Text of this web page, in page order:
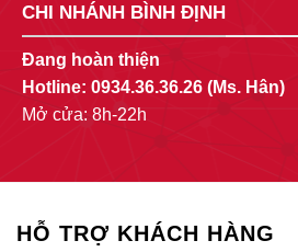
CHI NHÁNH BÌNH ĐỊNH
Đang hoàn thiện
Hotline: 0934.36.36.26 (Ms. Hân)
Mở cửa: 8h-22h
HỖ TRỢ KHÁCH HÀNG